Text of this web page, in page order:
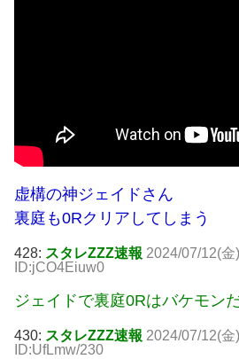
虚構の神ジェイドさん
裏庭も0Rクリアしてしまう
428: スタレZZZ速報 2024/07/12(
ID:jCO4Eiuw0
ジェイドで裏庭0Rはバケモン
430: スタレZZZ速報 2024/07/12(
ID:UfLmw/230